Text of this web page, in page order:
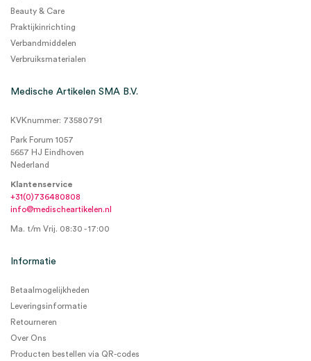
Beauty & Care
Praktijkinrichting
Verbandmiddelen
Verbruiksmaterialen
Medische Artikelen SMA B.V.
KVKnummer: 73580791
Park Forum 1057
5657 HJ Eindhoven
Nederland
Klantenservice
+31(0)736480808
info@medischeartikelen.nl
Ma. t/m Vrij. 08:30 - 17:00
Informatie
Betaalmogelijkheden
Leveringsinformatie
Retourneren
Over Ons
Producten bestellen via QR-codes